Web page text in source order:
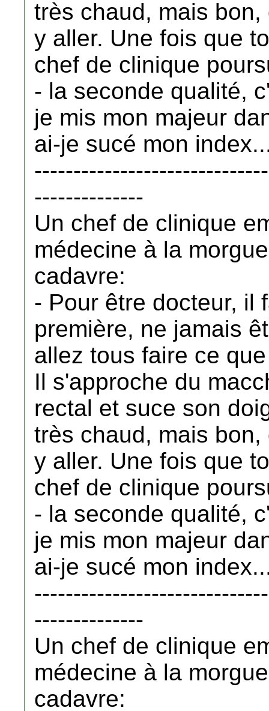
très chaud, mais
y aller. Une fois que
chef de clinique
- la seconde qualité,
je mis mon majeur
ai-je sucé mon
--------------
Un chef de clinique
médecine à la
cadavre:
- Pour être docteur, il
première, ne jamais
allez tous faire ce
Il s'approche du
rectal et suce son
très chaud, mais
y aller. Une fois que
chef de clinique
- la seconde qualité,
je mis mon majeur
ai-je sucé mon
--------------
Un chef de clinique
médecine à la
cadavre: